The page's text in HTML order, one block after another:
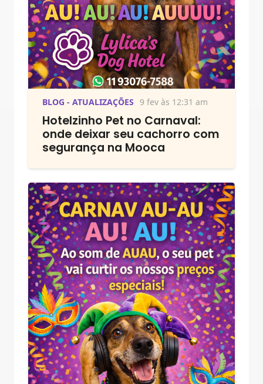
BLOG - ATUALIZAÇÕES 9 fev às 12:31 am
Hotelzinho Pet no Carnaval:
onde deixar seu cachorro com
segurança na Mooca